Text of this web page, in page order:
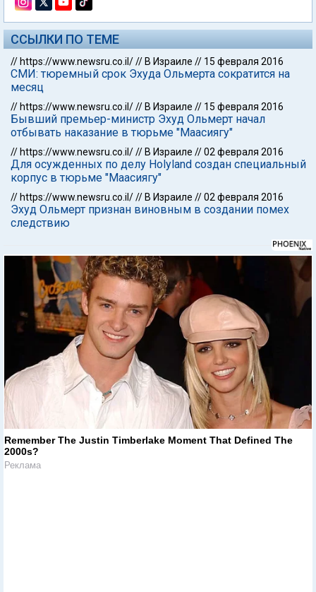
ССЫЛКИ ПО ТЕМЕ
// https://www.newsru.co.il/// В Израиле // 15 февраля 2016
СМИ: тюремный срок Эхуда Ольмерта сократится на
месяц
// https://www.newsru.co.il/// В Израиле // 15 февраля 2016
Бывший премьер-министр Эхуд Ольмерт начал
отбывать наказание в тюрьме "Маасиягу"
// https://www.newsru.co.il/// В Израиле //02 февраля 2016
Для осужденных по делу Holyland создан специальный
корпус в тюрьме "Маасиягу"
// https://www.newsru.co.il/// В Израиле //02 февраля 2016
Эхуд Ольмерт признан виновным в создании помех
следствию
Remember The Justin Timberlake Moment That Defined The
2000s?
Реклама